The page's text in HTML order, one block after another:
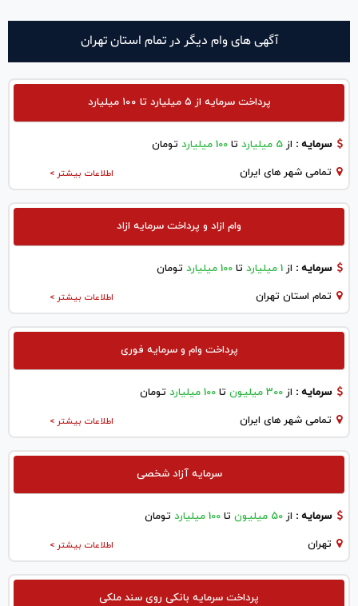
آگهی های وام دیگر در تمام استان تهران
پرداخت سرمایه از ۵ میلیارد تا ۱۰۰ میلیارد
سرمایه : از 5 میلیارد تا 100 میلیارد تومان
اطلاعات بیشتر > تمامی شهر های ایران
وام ازاد و پرداخت سرمایه ازاد
سرمایه : از 1 میلیارد تا 100 میلیارد تومان
اطلاعات بیشتر > تمام استان تهران
پرداخت وام و سرمایه فوری
سرمایه : از 300 میلیون تا 100 میلیارد تومان
اطلاعات بیشتر > تمامی شهر های ایران
سرمایه آزاد شخصی
سرمایه : از 50 میلیون تا 100 میلیارد تومان
اطلاعات بیشتر > تهران
پرداخت سرمایه بانکی روی سند ملکی